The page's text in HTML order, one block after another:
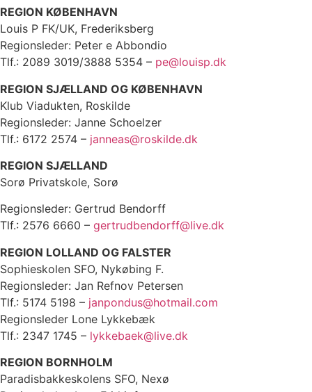
REGION KØBENHAVN
Louis P FK/UK, Frederiksberg
Regionsleder: Peter e Abbondio
Tlf.: 2089 3019/3888 5354 – pe@louisp.dk
REGION SJÆLLAND OG KØBENHAVN
Klub Viadukten, Roskilde
Regionsleder: Janne Schoelzer
Tlf.: 6172 2574 – janneas@roskilde.dk
REGION SJÆLLAND
Sorø Privatskole, Sorø
Regionsleder: Gertrud Bendorff
Tlf.: 2576 6660 – gertrudbendorff@live.dk
REGION LOLLAND OG FALSTER
Sophieskolen SFO, Nykøbing F.
Regionsleder: Jan Refnov Petersen
Tlf.: 5174 5198 – janpondus@hotmail.com
Regionsleder Lone Lykkebæk
Tlf.: 2347 1745 – lykkebaek@live.dk
REGION BORNHOLM
Paradisbakkeskolens SFO, Nexø